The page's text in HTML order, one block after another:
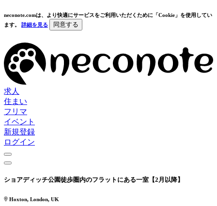
neconote.comは、より快適にサービスをご利用いただくために「Cookie」を使用してい
ます。 詳細を見る 同意する
求人
住まい
フリマ
イベント
新規登録
ログイン
ショアディッチ公園徒歩圏内のフラットにある一室【2月以降】
Hoxton, London, UK